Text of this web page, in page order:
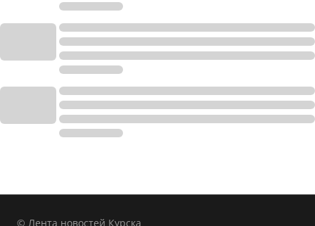
© Лента новостей Курска